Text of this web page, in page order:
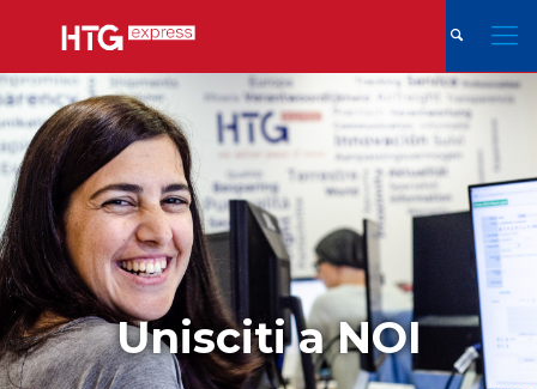
Unisciti a NOI